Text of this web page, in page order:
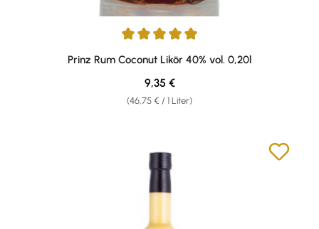
Durchschnittliche Bewertung von 5 von 5 Sternen
Prinz Rum Coconut Likör 40% vol. 0,20l
(46,75 € / 1 Liter)
Regulärer Preis:
9,35 €